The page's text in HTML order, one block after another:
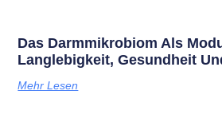
Das Darmmikrobiom Als
Langlebigkeit, Gesundheit
Mehr Lesen